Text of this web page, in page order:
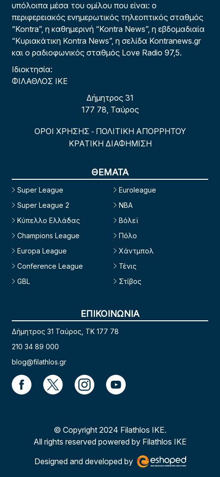
υπόλοιπα μέσα του ομίλου που είναι: ο
περιφερειακός ενημερωτικός τηλεοπτικός σταθμός
“Kontra”, η καθημερινή “Kontra News”, η εβδομαδιαία
“Κυριακάτικη Kontra News”, η σελίδα Kontranews.gr
και ο ραδιοφωνικός σταθμός Love Radio 97,5.
Ιδιοκτησία:
ΦΙΛΑΘΛΟΣ ΙΚΕ
Δήμητρος 31
177 78, Ταύρος
ΟΡΟΙ ΧΡΗΣΗΣ - ΠΟΛΙΤΙΚΗ ΑΠΟΡΡΗΤΟΥ
ΚΡΑΤΙΚΗ ΔΙΑΦΗΜΙΣΗ
ΘΕΜΑΤΑ
Super League
Super League 2
Κύπελλο Ελλάδας
Champions League
Europa League
Conference League
GBL
Euroleague
NBA
Βόλεϊ
Πόλο
Χάντμπολ
Τένις
Στίβος
ΕΠΙΚΟΙΝΩΝΙΑ
Δήμητρος 31 Ταύρος, TK 177 78
210 34 89 000
blog@filathlos.gr
© Copyright 2024 Filathlos ΙΚΕ.
All rights reserved powered by Filathlos ΙΚΕ
Designed and developed by